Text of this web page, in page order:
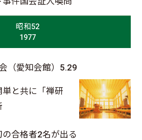
昭和52
1977
（愛知会館）5.29
単と共に「禅研
合格者2名が出る